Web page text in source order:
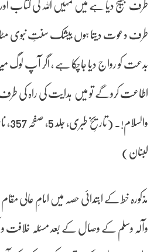
طرف بھیج دیا ہے میں تمہیں اللہ کی کتاب
طرف دعوت دیتا ہوں بیشک سنتِ نبوی
بدعت کو رواج دیا جاچکا ہے ، اگر آپ لوگ
اطاعت کروگے تو میں ہدایت کی راہ کی طرف
لبنان)
مذکورہ خط کے ابتدائی حصہ میں امامِ عالی
وآلہ وسلم کے وصال کے بعد مسئلہ